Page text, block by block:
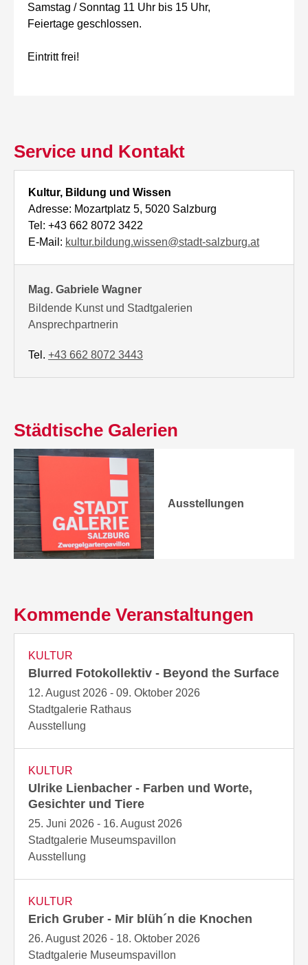
Samstag / Sonntag 11 Uhr bis 15 Uhr,
Feiertage geschlossen.
Eintritt frei!
Service und Kontakt
Kultur, Bildung und Wissen
Adresse: Mozartplatz 5, 5020 Salzburg
Tel: +43 662 8072 3422
E-Mail: kultur.bildung.wissen@stadt-salzburg.at
Mag. Gabriele Wagner
Bildende Kunst und Stadtgalerien
Ansprechpartnerin
Tel.+43 662 8072 3443
Städtische Galerien
Ausstellungen
Kommende Veranstaltungen
KULTUR
Blurred Fotokollektiv - Beyond the Surface
12. August 2026 - 09. Oktober 2026
Stadtgalerie Rathaus
Ausstellung
KULTUR
Ulrike Lienbacher - Farben und Worte,
Gesichter und Tiere
25. Juni 2026 - 16. August 2026
Stadtgalerie Museumspavillon
Ausstellung
KULTUR
Erich Gruber - Mir blüh´n die Knochen
26. August 2026 - 18. Oktober 2026
Stadtgalerie Museumspavillon